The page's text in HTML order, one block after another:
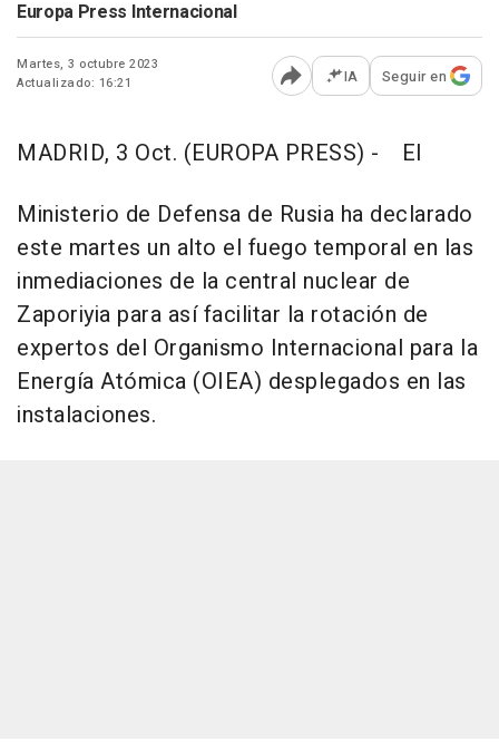
Europa Press Internacional
Martes, 3 octubre 2023
Actualizado: 16:21
Abrir opciones para
IA Seguir en
MADRID, 3 Oct. (EUROPA PRESS) -
El
Ministerio de Defensa de Rusia ha declarado
este martes un alto el fuego temporal en las
inmediaciones de la central nuclear de
Zaporiyia para así facilitar la rotación de
expertos del Organismo Internacional para la
Energía Atómica (OIEA) desplegados en las
instalaciones.